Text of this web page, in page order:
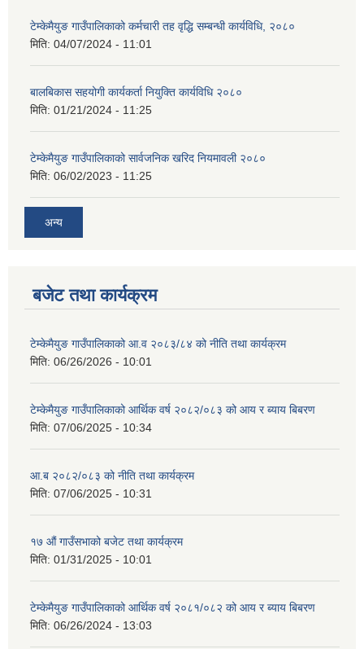
टेम्केमैयुङ गाउँपालिकाको कर्मचारी तह वृद्धि सम्बन्धी कार्यविधि, २०८०
मिति: 04/07/2024 - 11:01
बालबिकास सहयोगी कार्यकर्ता नियुक्ति कार्यविधि २०८०
मिति: 01/21/2024 - 11:25
टेम्केमैयुङ गाउँपालिकाको सार्वजनिक खरिद नियमावली २०८०
मिति: 06/02/2023 - 11:25
अन्य
बजेट तथा कार्यक्रम
टेम्केमैयुङ गाउँपालिकाको आ.व २०८३/८४ को नीति तथा कार्यक्रम
मिति: 06/26/2026 - 10:01
टेम्केमैयुङ गाउँपालिकाको आर्थिक वर्ष २०८२/०८३ को आय र ब्याय बिबरण
मिति: 07/06/2025 - 10:34
आ.ब २०८२/०८३ को नीति तथा कार्यक्रम
मिति: 07/06/2025 - 10:31
१७ औं गाउँसभाको बजेट तथा कार्यक्रम
मिति: 01/31/2025 - 10:01
टेम्केमैयुङ गाउँपालिकाको आर्थिक वर्ष २०८१/०८२ को आय र ब्याय बिबरण
मिति: 06/26/2024 - 13:03